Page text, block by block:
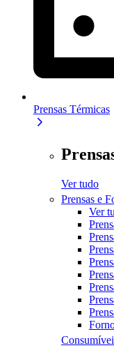
Prensas Térmicas
Ver tudo
Prensas e
Ver